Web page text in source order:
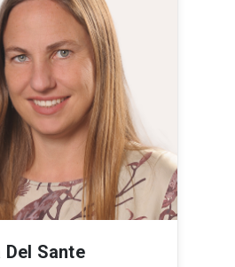
Del Sante